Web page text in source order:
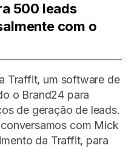
500 leads
com o
Traffit, um software de
o Brand24 para
de geração de leads.
com Mick
da Traffit, para